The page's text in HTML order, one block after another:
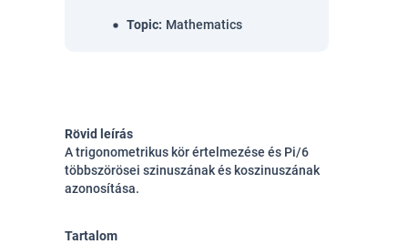
Topic: Mathematics
Rövid leírás
A trigonometrikus kör értelmezése és Pi/6
többszörösei szinuszának és koszinuszának
azonosítása.
Tartalom